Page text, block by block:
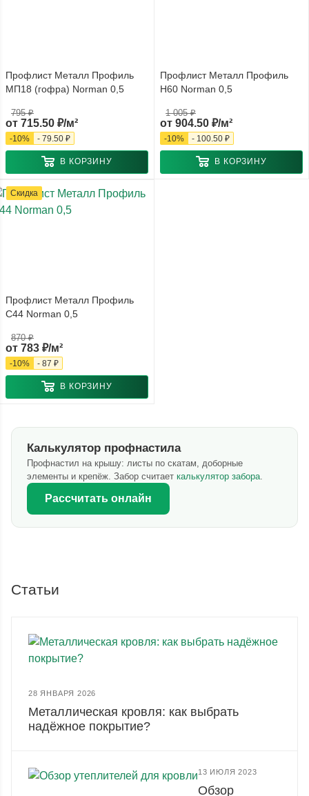
Профлист Металл Профиль
МП18 (гофра) Norman 0,5
от 715.50 ₽/м²
795 ₽
-10% - 79.50 ₽
В КОРЗИНУ
Профлист Металл Профиль
Н60 Norman 0,5
от 904.50 ₽/м²
1 005 ₽
-10% - 100.50 ₽
В КОРЗИНУ
Скидка
Профлист Металл Профиль
С44 Norman 0,5
от 783 ₽/м²
870 ₽
-10% - 87 ₽
В КОРЗИНУ
Калькулятор профнастила
Профнастил на крышу: листы по скатам, доборные
элементы и крепёж. Забор считает калькулятор забора.
Рассчитать онлайн
Статьи
28 ЯНВАРЯ 2026
Металлическая кровля: как выбрать
надёжное покрытие?
13 ИЮЛЯ 2023
Обзор